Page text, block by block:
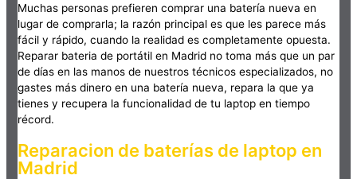
Muchas personas prefieren comprar una batería nueva en
lugar de comprarla; la razón principal es que les parece más
fácil y rápido, cuando la realidad es completamente opuesta.
Reparar bateria de portátil en Madrid no toma más que un par
de días en las manos de nuestros técnicos especializados, no
gastes más dinero en una batería nueva, repara la que ya
tienes y recupera la funcionalidad de tu laptop en tiempo
récord.
Reparacion de baterías de laptop en
Madrid